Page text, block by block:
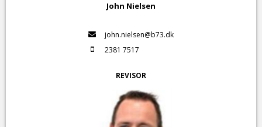
John Nielsen
john.nielsen@b73.dk
2381 7517
REVISOR